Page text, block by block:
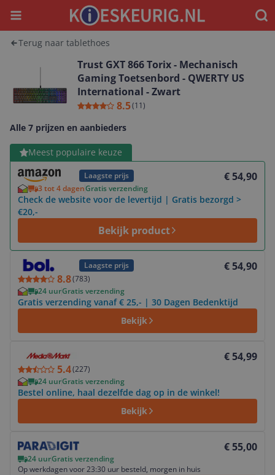
Menu
Terug naar tablethoes
Trust GXT 866 Torix - Mechanisch
Gaming Toetsenbord - QWERTY US
International - Zwart
8.5(11)
Alle 7 prijzen en aanbieders
Meest populaire keuze
Laagste prijs € 54,90
3 tot 4 dagenGratis verzending
Check de website voor de levertijd | Gratis bezorgd >
€20,-
Bekijk product
Bekijk product
Laagste prijs
8.8(783)
€ 54,90
24 uurGratis verzending
Gratis verzending vanaf € 25,- | 30 Dagen Bedenktijd
Bekijk
Bekijk product
5.4(227)
€ 54,99
24 uurGratis verzending
Bestel online, haal dezelfde dag op in de winkel!
Bekijk
€ 55,00
24 uurGratis verzending
Op werkdagen voor 23:30 uur besteld, morgen in huis
Bekijk product